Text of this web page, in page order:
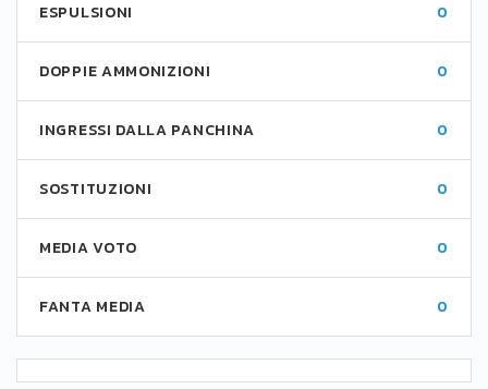
ESPULSIONI 0
DOPPIE AMMONIZIONI 0
INGRESSI DALLA PANCHINA 0
SOSTITUZIONI 0
MEDIA VOTO 0
FANTA MEDIA 0